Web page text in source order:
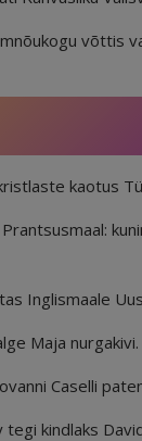
võttis
kaotus
Prantsusmaal:
Inglismaale
Maja nurgakivi.
Caselli
kindlaks